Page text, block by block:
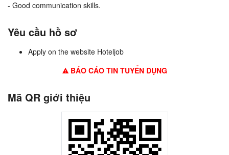
- Good communication skills.
Yêu cầu hồ sơ
Apply on the website Hoteljob
BÁO CÁO TIN TUYỂN DỤNG
Mã QR giới thiệu